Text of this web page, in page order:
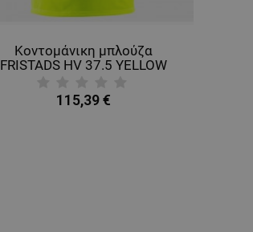
Κοντομάνικη μπλούζα
FRISTADS HV 37.5 YELLOW
115,39 €